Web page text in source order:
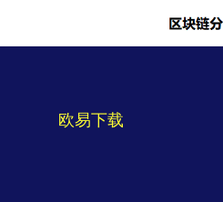
欧易下载